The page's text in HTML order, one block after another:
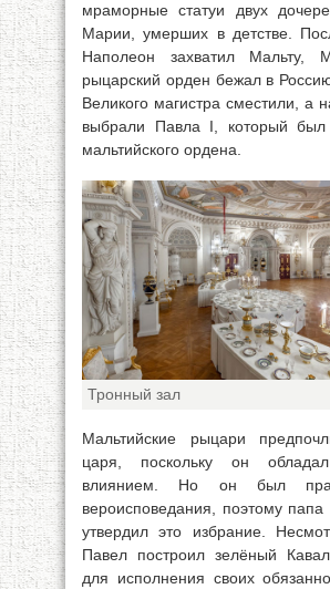
мраморные статуи двух
Марии, умерших в детстве.
Наполеон захватил Мальту,
рыцарский орден бежал в
Великого магистра сместили, а
выбрали Павла I, который был
мальтийского ордена.
Тронный зал
Мальтийские рыцари
царя, поскольку он
влиянием. Но он был
вероисповедания, поэтому
утвердил это избрание.
Павел построил зелёный
для исполнения своих